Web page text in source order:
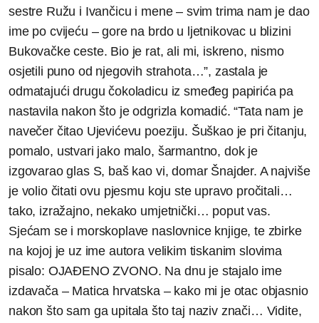
sestre Ružu i Ivančicu i mene – svim trima nam je dao
ime po cvijeću – gore na brdo u ljetnikovac u blizini
Bukovačke ceste. Bio je rat, ali mi, iskreno, nismo
osjetili puno od njegovih strahota…”, zastala je
odmatajući drugu čokoladicu iz smeđeg papirića pa
nastavila nakon što je odgrizla komadić. “Tata nam je
navečer čitao Ujevićevu poeziju. Šuškao je pri čitanju,
pomalo, ustvari jako malo, šarmantno, dok je
izgovarao glas S, baš kao vi, domar Šnajder. A najviše
je volio čitati ovu pjesmu koju ste upravo pročitali…
tako, izražajno, nekako umjetnički… poput vas.
Sjećam se i morskoplave naslovnice knjige, te zbirke
na kojoj je uz ime autora velikim tiskanim slovima
pisalo: OJAĐENO ZVONO. Na dnu je stajalo ime
izdavača – Matica hrvatska – kako mi je otac objasnio
nakon što sam ga upitala što taj naziv znači… Vidite,